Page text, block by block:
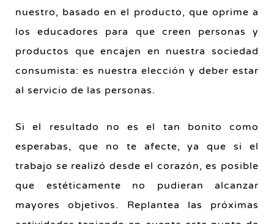
nuestro, basado en el producto, que oprime a
los educadores para que creen personas y
productos que encajen en nuestra sociedad
consumista: es nuestra elección y deber estar
al servicio de las personas.
Si el resultado no es el tan bonito como
esperabas, que no te afecte, ya que si el
trabajo se realizó desde el corazón, es posible
que estéticamente no pudieran alcanzar
mayores objetivos. Replantea las próximas